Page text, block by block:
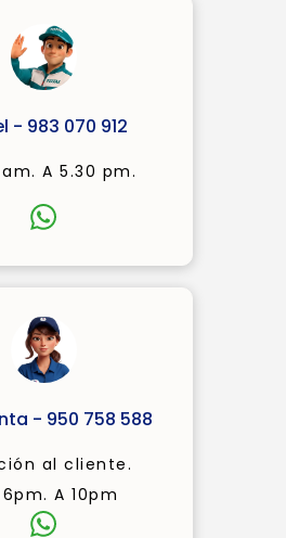
- 983 070 912
A 5.30 pm.
- 950 758 588
al cliente.
A 10pm